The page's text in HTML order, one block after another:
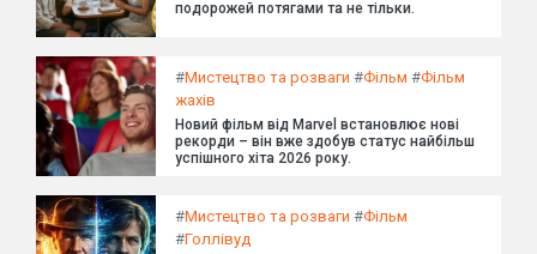
подорожей потягами та не тільки.
#Мистецтво та розваги #Фільм #Фільм
жахів
Новий фільм від Marvel встановлює нові
рекорди – він вже здобув статус найбільш
успішного хіта 2026 року.
#Мистецтво та розваги #Фільм
#Голлівуд